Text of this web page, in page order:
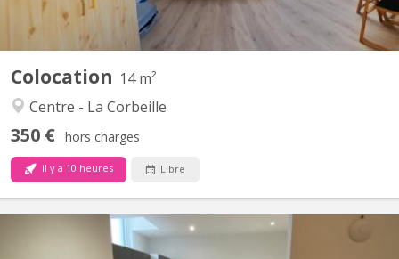
Colocation 14 m²
Centre - La Corbeille
350 € hors charges
il y a 10 heures Libre
KN 4612